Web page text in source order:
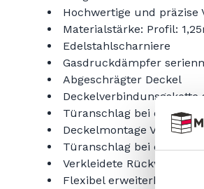
Hochwertige und präzise
Materialstärke: Profil:
Edelstahlscharniere
Gasdruckdämpfer
Abgeschrägter Deckel
Deckelverbindunsgskette
Türanschlag bei der
Deckelmontage Vorder-
Türanschlag bei der
Verkleidete Rückwand-
Flexibel erweiterbar